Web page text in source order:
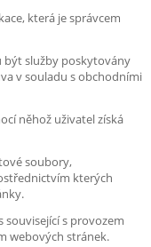
která je správcem
být služby poskytovány
v souladu s obchodními
něhož uživatel získá
soubory,
kterých
související s provozem
webových stránek.